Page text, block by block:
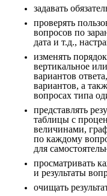
задавать
проверять
вопросов по
дата и т.д.,
изменять
вертикальное
вариантов
вариантов, а
вопросах типа
представлять
таблицы с
величинами,
по каждому
для
просматривать
и результаты
очищать